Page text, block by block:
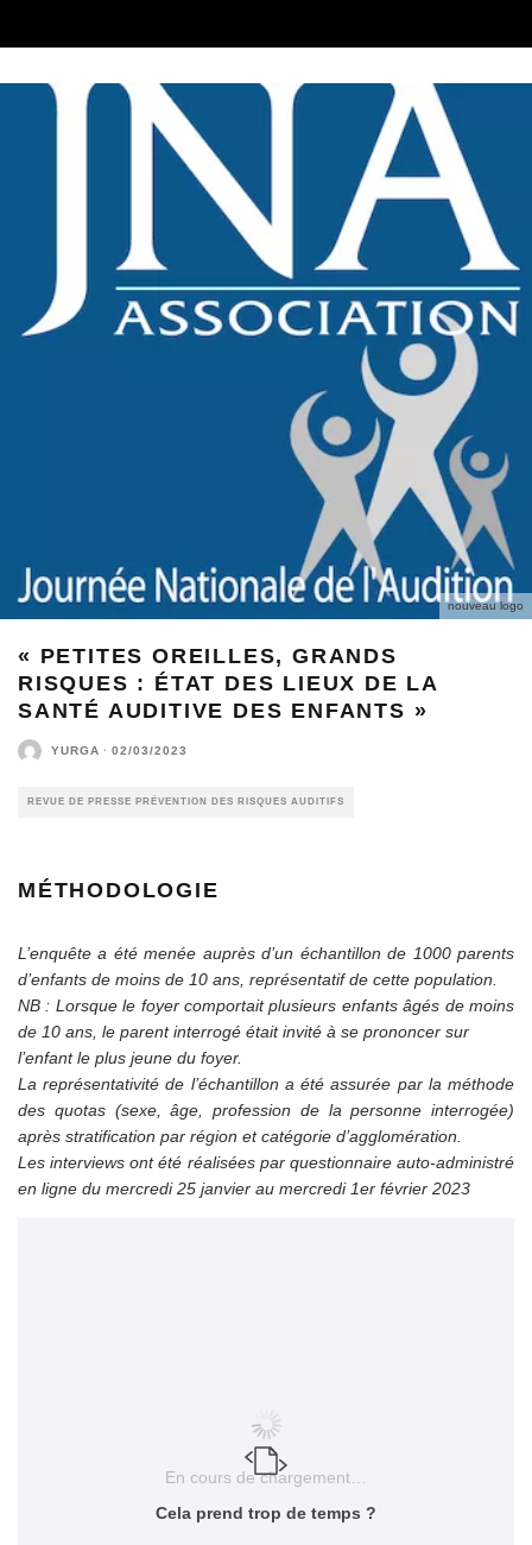
nouveau logo
« PETITES OREILLES, GRANDS
RISQUES : ÉTAT DES LIEUX DE LA
SANTÉ AUDITIVE DES ENFANTS »
YURGA · 02/03/2023
REVUE DE PRESSE PRÉVENTION DES RISQUES AUDITIFS
MÉTHODOLOGIE
L’enquête a été menée auprès d’un échantillon de 1000 parents
d’enfants de moins de 10 ans, représentatif de cette population.
NB : Lorsque le foyer comportait plusieurs enfants âgés de moins
de 10 ans, le parent interrogé était invité à se prononcer sur
l’enfant le plus jeune du foyer.
La représentativité de l’échantillon a été assurée par la méthode
des quotas (sexe, âge, profession de la personne interrogée)
après stratification par région et catégorie d’agglomération.
Les interviews ont été réalisées par questionnaire auto-administré
en ligne du mercredi 25 janvier au mercredi 1er février 2023
En cours de chargement…
Cela prend trop de temps ?